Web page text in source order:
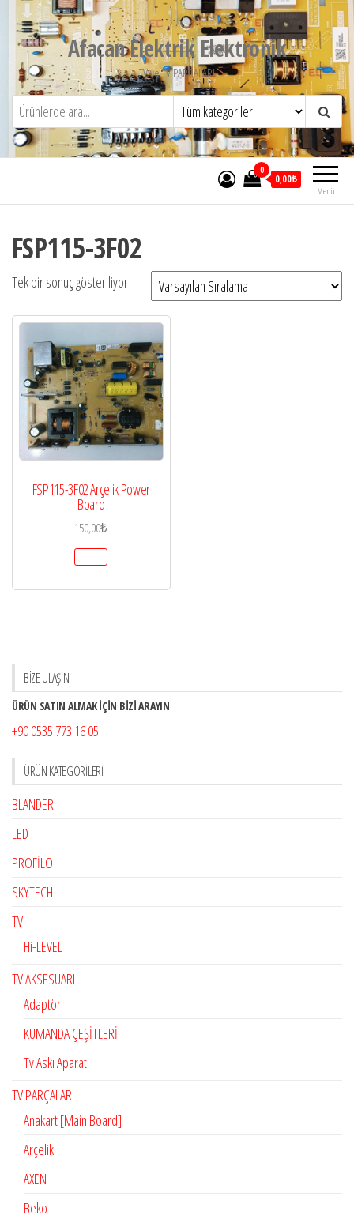
İçeriğe
Afacan Elektrik Elektronik
TV ve TV PARCALARI
Menü
0
0,00₺
FSP115-3F02
Tek bir sonuç gösteriliyor
FSP115-3F02 Arçelik Power
Board
150,00₺
BİZE ULAŞIN
ÜRÜN SATIN ALMAK İÇİN BİZİ ARAYIN
+90 0535 773 16 05
ÜRÜN KATEGORILERI
BLANDER
LED
PROFİLO
SKYTECH
TV
Hi-LEVEL
TV AKSESUARI
Adaptör
KUMANDA ÇEŞİTLERİ
Tv Askı Aparatı
TV PARÇALARI
Anakart [Main Board]
Arçelik
AXEN
Beko